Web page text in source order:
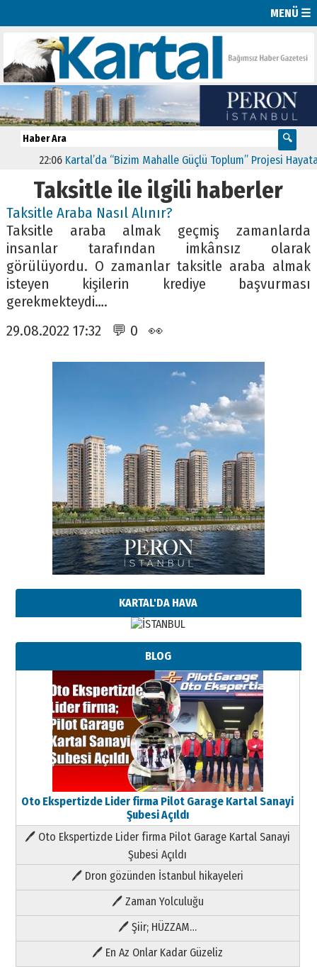
MENÜ ☰
22:06 Kartal’da “Bizim Mahalle Güçlü Toplum” Projesi Hayata
Taksitle ile ilgili haberler
Taksitle Araba Nasıl Alınır?
Taksitle araba almak geçmiş zamanlarda
insanlar tarafından imkânsız olarak
görülüyordu. O zamanlar taksitle araba almak
isteyen kişilerin krediye başvurması
gerekmekteydi….
29.08.2022 17:32 💬 0 👀
KARTAL'DA HAVA
BLOG
Oto Ekspertizde Lider firma Pilot Garage Kartal Sanayi
Şubesi Açıldı
🖊 Oto Ekspertizde Lider firma Pilot Garage Kartal Sanayi
Şubesi Açıldı
🖊 Dron gözünden İstanbul hikayeleri
🖊 Zaman Yolculuğu
🖊 Şiir; HÜZZAM…
🖊 En Az Onlar Kadar Güzeliz